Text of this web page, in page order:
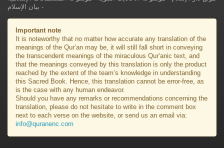
- بيان الإسلام
Important note
It is noteworthy that no matter how accurate any translation of the
meanings of the Qur’an may be, it will still fall short in conveying
the transcendent meanings of the miraculous Qur’anic text, and
that the meanings conveyed by this translation is only the product
reached by the extent of the team’s knowledge in understanding
this Sacred Book. Hence, this translation cannot be error-free, as
is the case with any human endeavor.
Should you have any remarks or recommendations concerning the
translation, please do not hesitate to write in the comment box
next to each verse on the website, or send us an email via:
info@quranenc.com